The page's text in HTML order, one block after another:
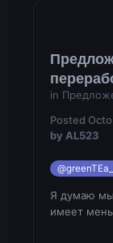
in
Posted
by AL523
@greenTEa__
Я думаю мы
имеет